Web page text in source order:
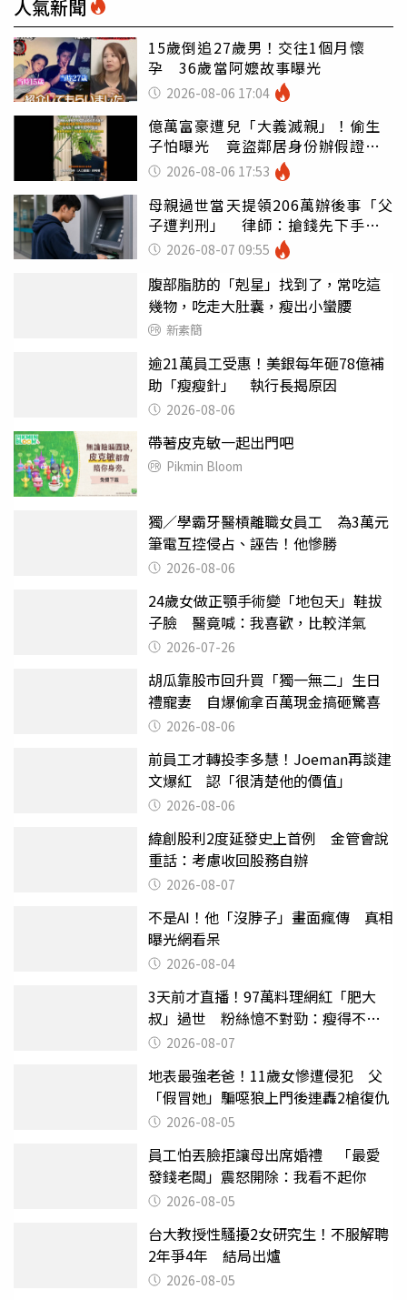
人氣新聞
15歲倒追27歲男！交往1個月懷
孕 36歲當阿嬤故事曝光
2026-08-06 17:04
億萬富豪遭兒「大義滅親」！偷生
子怕曝光 竟盜鄰居身份辦假證落
戶 2026-08-06 17:53
母親過世當天提領206萬辦後事「父
子遭判刑」 律師：搶錢先下手是
罪 2026-08-07 09:55
腹部脂肪的「剋星」找到了，常吃這
幾物，吃走大肚囊，瘦出小蠻腰
新素簡
逾21萬員工受惠！美銀每年砸78億補
助「瘦瘦針」 執行長揭原因
2026-08-06
帶著皮克敏一起出門吧
Pikmin Bloom
獨／學霸牙醫槓離職女員工 為3萬元
筆電互控侵占、誣告！他慘勝
2026-08-06
24歲女做正顎手術變「地包天」鞋拔
子臉 醫竟喊：我喜歡，比較洋氣
2026-07-26
胡瓜靠股市回升買「獨一無二」生日
禮寵妻 自爆偷拿百萬現金搞砸驚喜
2026-08-06
前員工才轉投李多慧！Joeman再談建
文爆紅 認「很清楚他的價值」
2026-08-06
緯創股利2度延發史上首例 金管會說
重話：考慮收回股務自辦
2026-08-07
不是AI！他「沒脖子」畫面瘋傳 真相
曝光網看呆
2026-08-04
3天前才直播！97萬料理網紅「肥大
叔」過世 粉絲憶不對勁：瘦得不合
理 2026-08-07
地表最強老爸！11歲女慘遭侵犯 父
「假冒她」騙噁狼上門後連轟2槍復仇
2026-08-05
員工怕丟臉拒讓母出席婚禮 「最愛
發錢老闆」震怒開除：我看不起你
2026-08-05
台大教授性騷擾2女研究生！不服解聘
2年爭4年 結局出爐
2026-08-05